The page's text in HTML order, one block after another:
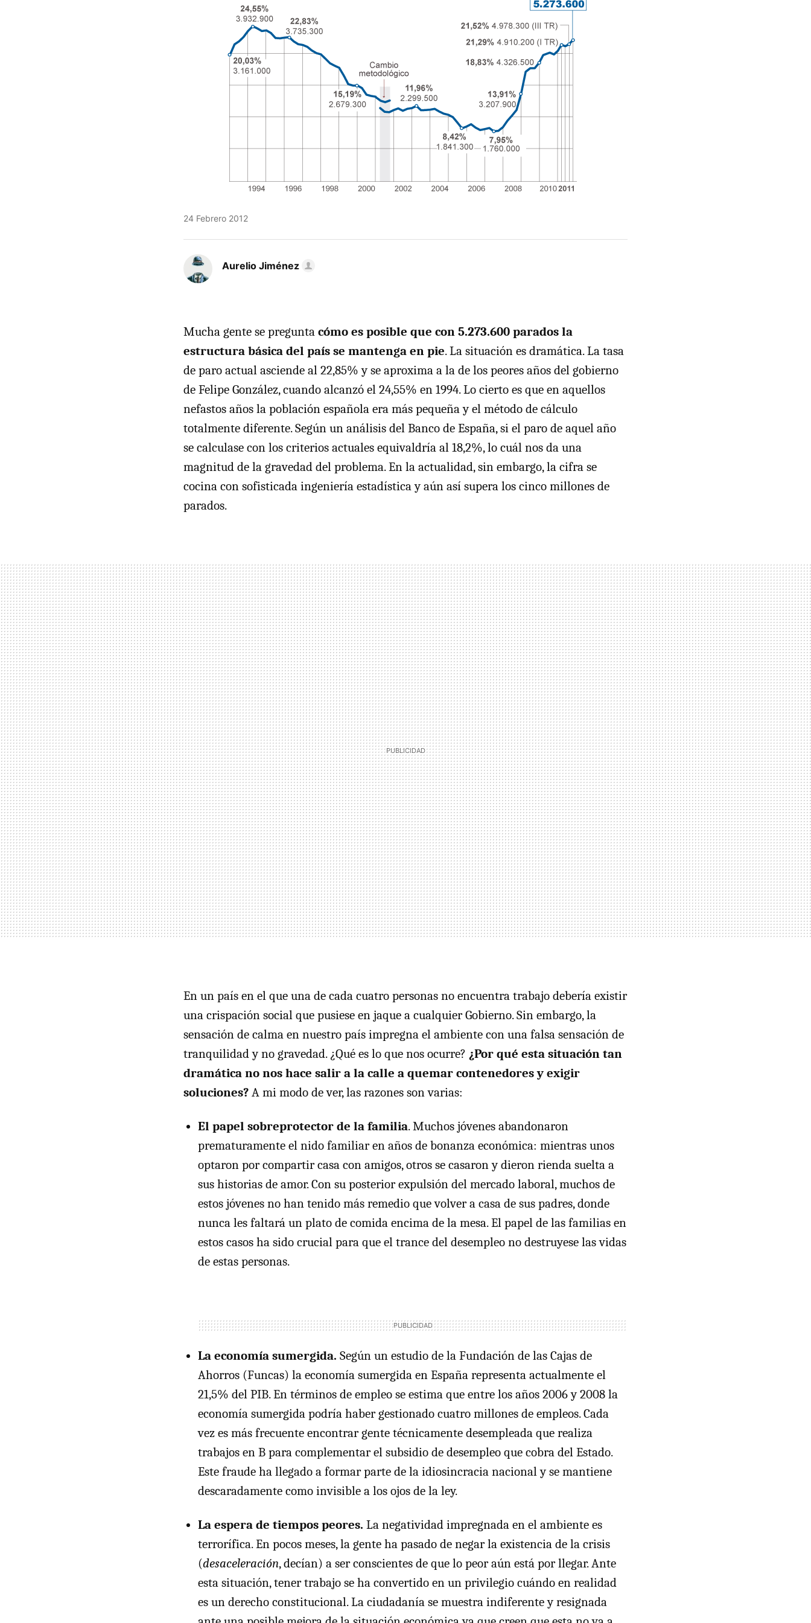
24 Febrero 2012
Aurelio Jiménez
Mucha gente se pregunta cómo es posible que con 5.273.600 parados la
estructura básica del país se mantenga en pie. La situación es dramática. La tasa
de paro actual asciende al 22,85% y se aproxima a la de los peores años del gobierno
de Felipe González, cuando alcanzó el 24,55% en 1994. Lo cierto es que en aquellos
nefastos años la población española era más pequeña y el método de cálculo
totalmente diferente. Según un análisis del Banco de España, si el paro de aquel año
se calculase con los criterios actuales equivaldría al 18,2%, lo cuál nos da una
magnitud de la gravedad del problema. En la actualidad, sin embargo, la cifra se
cocina con sofisticada ingeniería estadística y aún así supera los cinco millones de
parados.
En un país en el que una de cada cuatro personas no encuentra trabajo debería existir
una crispación social que pusiese en jaque a cualquier Gobierno. Sin embargo, la
sensación de calma en nuestro país impregna el ambiente con una falsa sensación de
tranquilidad y no gravedad. ¿Qué es lo que nos ocurre? ¿Por qué esta situación tan
dramática no nos hace salir a la calle a quemar contenedores y exigir
soluciones? A mi modo de ver, las razones son varias:
El papel sobreprotector de la familia. Muchos jóvenes abandonaron
prematuramente el nido familiar en años de bonanza económica: mientras unos
optaron por compartir casa con amigos, otros se casaron y dieron rienda suelta a
sus historias de amor. Con su posterior expulsión del mercado laboral, muchos de
estos jóvenes no han tenido más remedio que volver a casa de sus padres, donde
nunca les faltará un plato de comida encima de la mesa. El papel de las familias en
estos casos ha sido crucial para que el trance del desempleo no destruyese las vidas
de estas personas.
La economía sumergida. Según un estudio de la Fundación de las Cajas de
Ahorros (Funcas) la economía sumergida en España representa actualmente el
21,5% del PIB. En términos de empleo se estima que entre los años 2006 y 2008 la
economía sumergida podría haber gestionado cuatro millones de empleos. Cada
vez es más frecuente encontrar gente técnicamente desempleada que realiza
trabajos en B para complementar el subsidio de desempleo que cobra del Estado.
Este fraude ha llegado a formar parte de la idiosincracia nacional y se mantiene
descaradamente como invisible a los ojos de la ley.
La espera de tiempos peores. La negatividad impregnada en el ambiente es
terrorífica. En pocos meses, la gente ha pasado de negar la existencia de la crisis
(desaceleración, decían) a ser conscientes de que lo peor aún está por llegar. Ante
esta situación, tener trabajo se ha convertido en un privilegio cuándo en realidad
es un derecho constitucional. La ciudadanía se muestra indiferente y resignada